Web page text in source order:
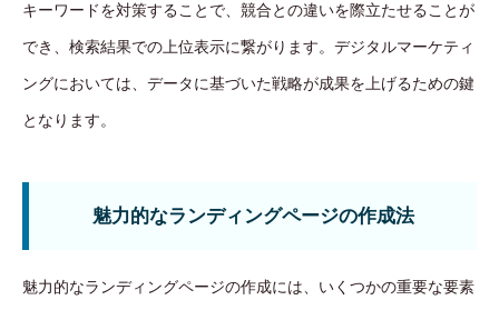
キーワードを対策することで、競合との違いを際立たせることが
でき、検索結果での上位表示に繋がります。デジタルマーケティ
ングにおいては、データに基づいた戦略が成果を上げるための鍵
となります。
魅力的なランディングページの作成法
魅力的なランディングページの作成には、いくつかの重要な要素